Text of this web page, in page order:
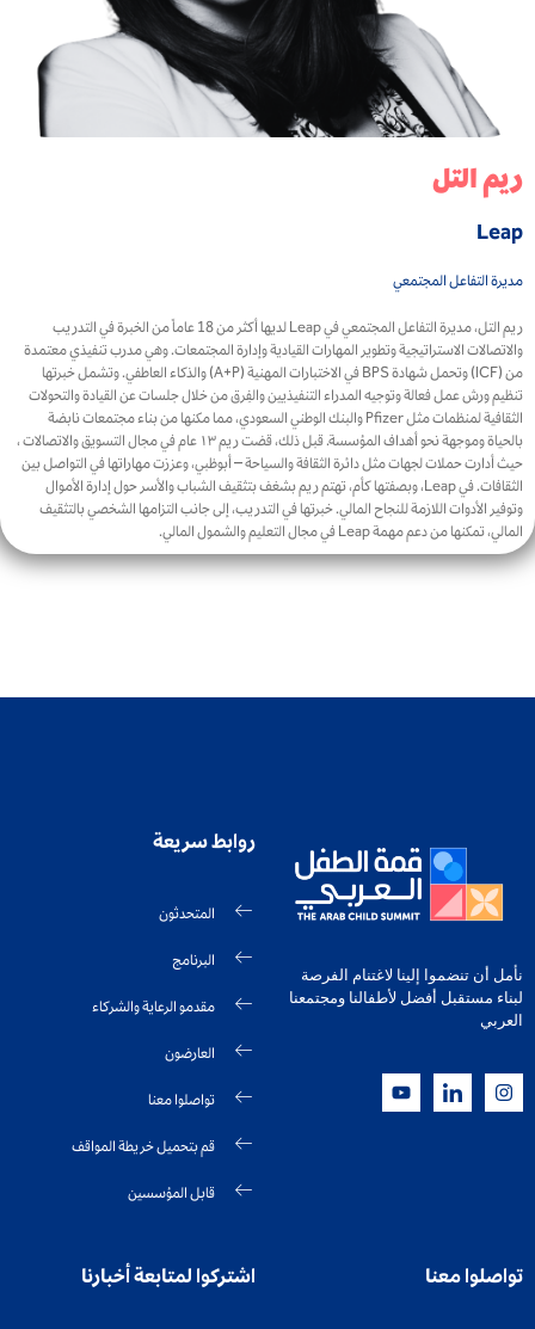
ريم التل
Leap
مديرة التفاعل المجتمعي
ريم التل، مديرة التفاعل المجتمعي في Leap لديها أكثر من 18 عاماً من الخبرة في التدريب
والاتصالات الاستراتيجية وتطوير المهارات القيادية وإدارة المجتمعات. وهي مدرب تنفيذي معتمدة
من (ICF) وتحمل شهادة BPS في الاختبارات المهنية (A+P) والذكاء العاطفي. وتشمل خبرتها
تنظيم ورش عمل فعالة وتوجيه المدراء التنفيذيين والفِرق من خلال جلسات عن القيادة والتحولات
الثقافية لمنظمات مثل Pfizer والبنك الوطني السعودي، مما مكنها من بناء مجتمعات نابضة
بالحياة وموجهة نحو أهداف المؤسسة. قبل ذلك، قضت ريم ١٣ عام في مجال التسويق والاتصالات ،
حيث أدارت حملات لجهات مثل دائرة الثقافة والسياحة – أبوظبي، وعززت مهاراتها في التواصل بين
الثقافات. في Leap، وبصفتها كأم، تهتم ريم بشغف بتثقيف الشباب والأسر حول إدارة الأموال
وتوفير الأدوات اللازمة للنجاح المالي. خبرتها في التدريب، إلى جانب التزامها الشخصي بالتثقيف
المالي، تمكنها من دعم مهمة Leap في مجال التعليم والشمول المالي.
نأمل أن تنضموا إلينا لاغتنام الفرصة
لبناء مستقبل أفضل لأطفالنا ومجتمعنا
العربي
روابط سريعة
المتحدثون
البرنامج
مقدمو الرعاية والشركاء
العارضون
تواصلوا معنا
قم بتحميل خريطة المواقف
قابل المؤسسين
تواصلوا معنا اشتركوا لمتابعة أخبارنا